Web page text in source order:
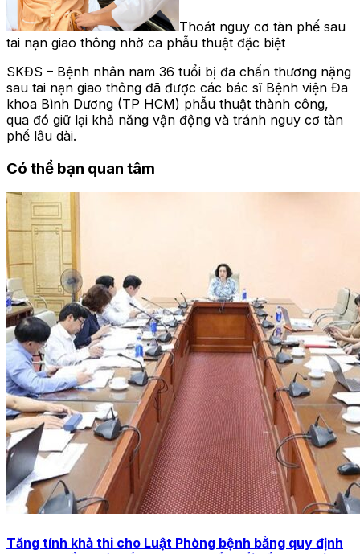
Thoát nguy cơ tàn phế sau
tai nạn giao thông nhờ ca phẫu thuật đặc biệt
SKĐS – Bệnh nhân nam 36 tuổi bị đa chấn thương nặng
sau tai nạn giao thông đã được các bác sĩ Bệnh viện Đa
khoa Bình Dương (TP HCM) phẫu thuật thành công,
qua đó giữ lại khả năng vận động và tránh nguy cơ tàn
phế lâu dài.
Có thể bạn quan tâm
Tăng tính khả thi cho Luật Phòng bệnh bằng quy định